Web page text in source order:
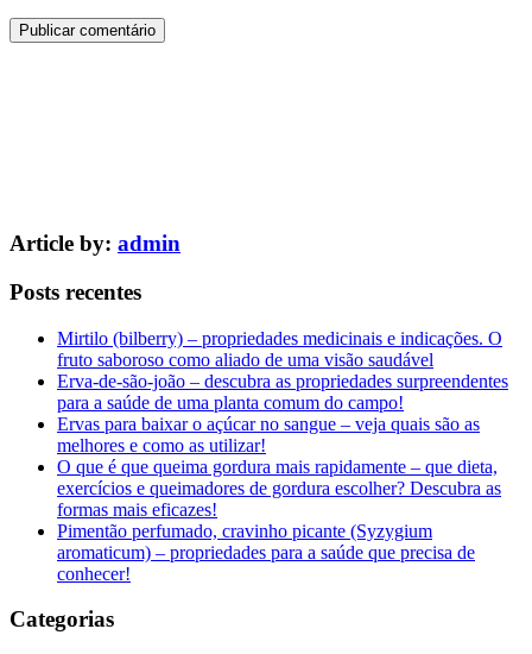
Article by: admin
Posts recentes
Mirtilo (bilberry) – propriedades medicinais e indicações. O
fruto saboroso como aliado de uma visão saudável
Erva-de-são-joão – descubra as propriedades surpreendentes
para a saúde de uma planta comum do campo!
Ervas para baixar o açúcar no sangue – veja quais são as
melhores e como as utilizar!
O que é que queima gordura mais rapidamente – que dieta,
exercícios e queimadores de gordura escolher? Descubra as
formas mais eficazes!
Pimentão perfumado, cravinho picante (Syzygium
aromaticum) – propriedades para a saúde que precisa de
conhecer!
Categorias